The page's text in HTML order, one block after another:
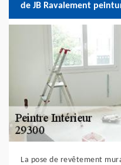
de JB Ravalement
La pose de revêtement